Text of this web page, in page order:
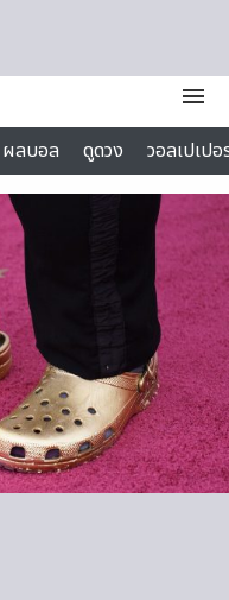
menu
ผลบอล ดูดวง
วอลเปเป